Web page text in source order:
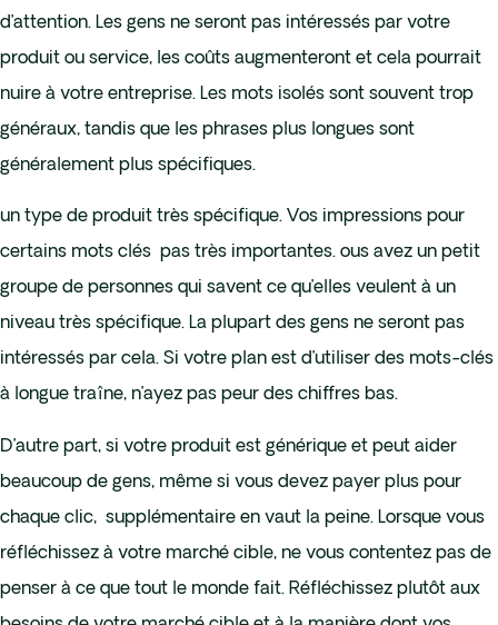
d’attention. Les gens ne seront pas intéressés par votre
produit ou service, les coûts augmenteront et cela pourrait
nuire à votre entreprise. Les mots isolés sont souvent trop
généraux, tandis que les phrases plus longues sont
généralement plus spécifiques.
un type de produit très spécifique. Vos impressions pour
certains mots clés pas très importantes. ous avez un petit
groupe de personnes qui savent ce qu’elles veulent à un
niveau très spécifique. La plupart des gens ne seront pas
intéressés par cela. Si votre plan est d’utiliser des mots-clés
à longue traîne, n’ayez pas peur des chiffres bas.
D’autre part, si votre produit est générique et peut aider
beaucoup de gens, même si vous devez payer plus pour
chaque clic, supplémentaire en vaut la peine. Lorsque vous
réfléchissez à votre marché cible, ne vous contentez pas de
penser à ce que tout le monde fait. Réfléchissez plutôt aux